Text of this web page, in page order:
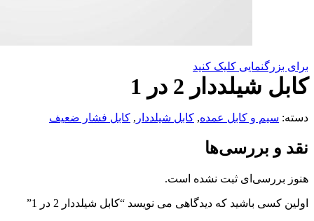
برای بزرگنمایی کلیک کنید
کابل شیلددار 2 در 1
دسته: سیم و کابل عمده, کابل شیلددار , کابل فشار ضعیف
نقد و بررسی‌ها
هنوز بررسی‌ای ثبت نشده است.
اولین کسی باشید که دیدگاهی می نویسد “کابل شیلددار 2 در 1”